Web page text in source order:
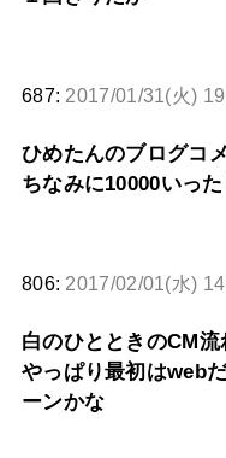
687: 2017/01/31(火)
ひめたんのブログコ
ちなみに10000いっ
806: 2017/02/01(水)
白のひとときのCM
やっぱり最初はweb
ーンかな